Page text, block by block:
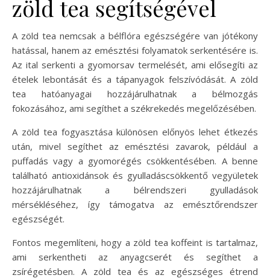
zöld tea segítségével
A zöld tea nemcsak a bélflóra egészségére van jótékony
hatással, hanem az emésztési folyamatok serkentésére is.
Az ital serkenti a gyomorsav termelését, ami elősegíti az
ételek lebontását és a tápanyagok felszívódását. A zöld
tea hatóanyagai hozzájárulhatnak a bélmozgás
fokozásához, ami segíthet a székrekedés megelőzésében.
A zöld tea fogyasztása különösen előnyös lehet étkezés
után, mivel segíthet az emésztési zavarok, például a
puffadás vagy a gyomorégés csökkentésében. A benne
található antioxidánsok és gyulladáscsökkentő vegyületek
hozzájárulhatnak a bélrendszeri gyulladások
mérsékléséhez, így támogatva az emésztőrendszer
egészségét.
Fontos megemlíteni, hogy a zöld tea koffeint is tartalmaz,
ami serkentheti az anyagcserét és segíthet a
zsírégetésben. A zöld tea és az egészséges étrend